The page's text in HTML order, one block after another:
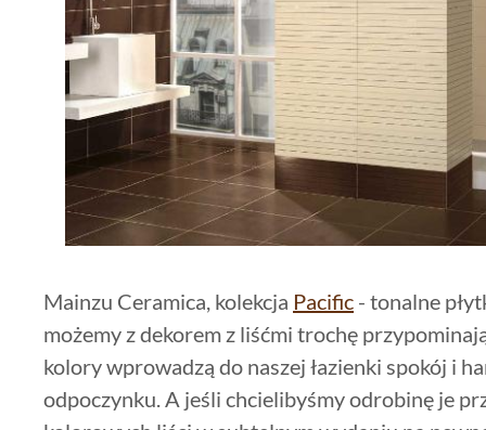
Mainzu Ceramica, kolekcja Pacific - tonalne
możemy z dekorem z liśćmi trochę
kolory wprowadzą do naszej łazienki spokój i
odpoczynku. A jeśli chcielibyśmy odrobinę je